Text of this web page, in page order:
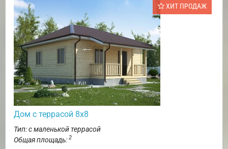
ХИТ ПРОДАЖ
Дом с террасой 8х8
Тип: с маленькой террасой
Общая площадь: 2